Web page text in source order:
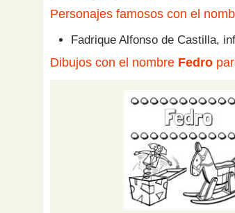
Personajes famosos con el
Fadrique Alfonso de Castilla,
Dibujos con el nombre Fedro